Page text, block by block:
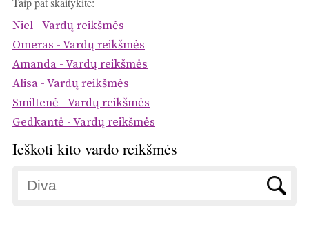
Niel - Vardų reikšmės
Omeras - Vardų reikšmės
Amanda - Vardų reikšmės
Alisa - Vardų reikšmės
Smiltenė - Vardų reikšmės
Gedkantė - Vardų reikšmės
Ieškoti kito vardo reikšmės